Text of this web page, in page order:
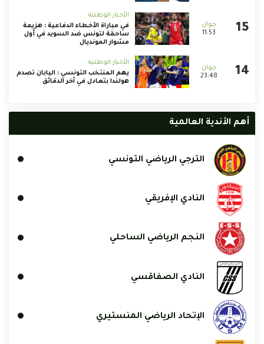
11:53
الأخبار الوطنية
في مباراة الأخطاء الدفاعية : هزيمة
ساحقة لتونس ضد السويد في أول
مشوار المونديال
23:48
الأخبار الوطنية
يهم المنتخب التونسي : اليابان تصدم
هولندا بتعادل في آخر الدقائق
أهم الأندية العالمية
الترجي الرياضي التونسي
النادي الإفريقي
النجم الرياضي الساحلي
النادي الصفاقسي
الإتحاد الرياضي المنستيري